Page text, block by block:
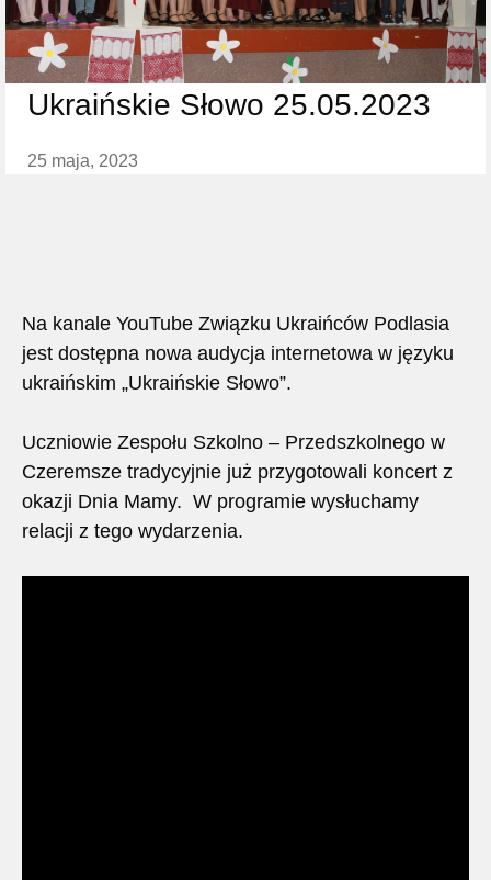
Ukraińskie Słowo 25.05.2023
25 maja, 2023
Na kanale YouTube Związku Ukraińców Podlasia
jest dostępna nowa audycja internetowa w języku
ukraińskim „Ukraińskie Słowo”.
Uczniowie Zespołu Szkolno – Przedszkolnego w
Czeremsze tradycyjnie już przygotowali koncert z
okazji Dnia Mamy. W programie wysłuchamy
relacji z tego wydarzenia.